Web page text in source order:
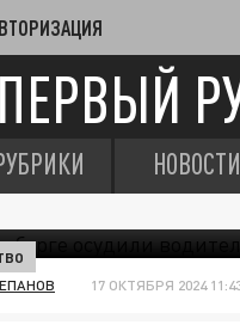
ПЕРВЫЙ
НОВОСТИ
17 ОКТЯБРЯ 2024